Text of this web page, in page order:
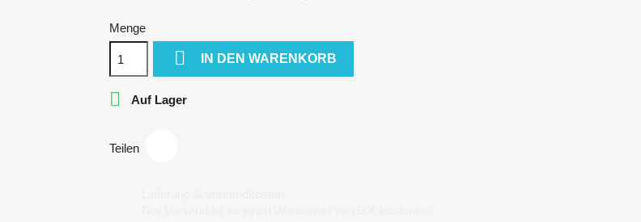
Menge
 IN DEN WARENKORB
 Auf Lager
Teilen